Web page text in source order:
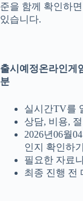
준을 함께 확인하
있습니다.
출시예정온라인게
분
실시간TV를
상담, 비용,
2026년06월
인지 확인하기
필요한 자료
최종 진행 전